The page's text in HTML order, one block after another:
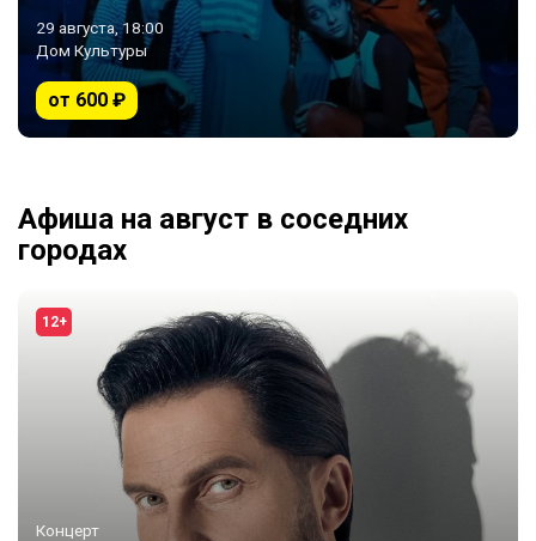
29 августа, 18:00
Дом Культуры
от 600 ₽
Афиша на август в соседних
городах
12+
Концерт